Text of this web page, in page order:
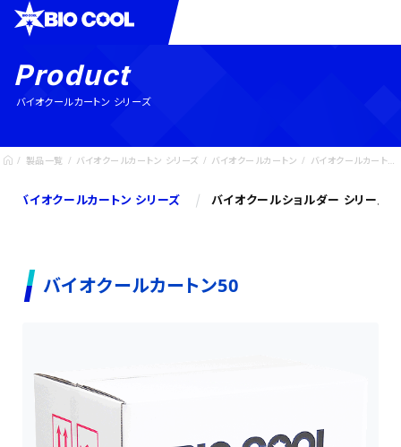
Product
バイオクールカートン シリーズ
製品一覧 バイオクールカートン シリーズ バイオクールカートン バイオクールカートン50
バイオクールカートン シリーズ バイオクールショルダー シリーズ
バイオクールカートン50